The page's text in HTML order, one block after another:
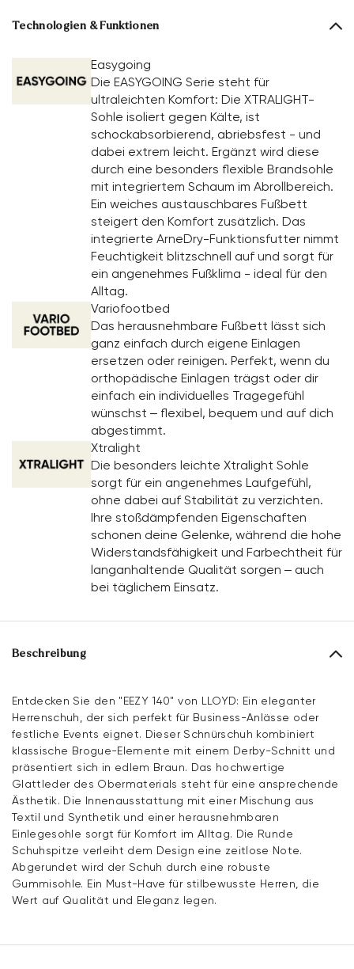
Technologien & Funktionen
Easygoing
Die EASYGOING Serie steht für
ultraleichten Komfort: Die XTRALIGHT-
Sohle isoliert gegen Kälte, ist
schockabsorbierend, abriebsfest - und
dabei extrem leicht. Ergänzt wird diese
durch eine besonders flexible Brandsohle
mit integriertem Schaum im Abrollbereich.
Ein weiches austauschbares Fußbett
steigert den Komfort zusätzlich. Das
integrierte ArneDry-Funktionsfutter nimmt
Feuchtigkeit blitzschnell auf und sorgt für
ein angenehmes Fußklima - ideal für den
Alltag.
Variofootbed
Das herausnehmbare Fußbett lässt sich
ganz einfach durch eigene Einlagen
ersetzen oder reinigen. Perfekt, wenn du
orthopädische Einlagen trägst oder dir
einfach ein individuelles Tragegefühl
wünschst – flexibel, bequem und auf dich
abgestimmt.
Xtralight
Die besonders leichte Xtralight Sohle
sorgt für ein angenehmes Laufgefühl,
ohne dabei auf Stabilität zu verzichten.
Ihre stoßdämpfenden Eigenschaften
schonen deine Gelenke, während die hohe
Widerstandsfähigkeit und Farbechtheit für
langanhaltende Qualität sorgen – auch
bei täglichem Einsatz.
Beschreibung
Entdecken Sie den "EEZY 140" von LLOYD: Ein eleganter
Herrenschuh, der sich perfekt für Business-Anlässe oder
festliche Events eignet. Dieser Schnürschuh kombiniert
klassische Brogue-Elemente mit einem Derby-Schnitt und
präsentiert sich in edlem Braun. Das hochwertige
Glattleder des Obermaterials steht für eine ansprechende
Ästhetik. Die Innenausstattung mit einer Mischung aus
Textil und Synthetik und einer herausnehmbaren
Einlegesohle sorgt für Komfort im Alltag. Die Runde
Schuhspitze verleiht dem Design eine zeitlose Note.
Abgerundet wird der Schuh durch eine robuste
Gummisohle. Ein Must-Have für stilbewusste Herren, die
Wert auf Qualität und Eleganz legen.